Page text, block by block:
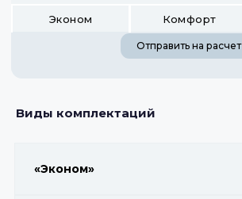
Эконом Комфорт
Отправить на расчет
Виды комплектаций
«Эконом»